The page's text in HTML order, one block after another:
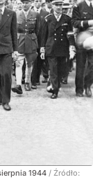
1944 / Źródło: